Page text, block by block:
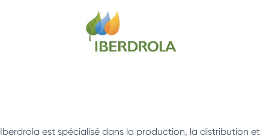
Iberdrola est spécialisé dans la production, la distribution et